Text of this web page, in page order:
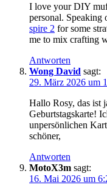
I love your DIY
personal.
spire 2 for some
me to mix crafting
Antworten
Wong David sagt:
29. März 2026 um
Hallo Rosy, das ist
Geburtstagskarte!
unpersönlichen
schöner,
Antworten
MotoX3m sagt:
16. Mai 2026 um